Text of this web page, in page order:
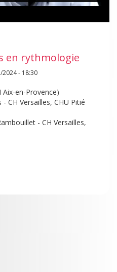
en rythmologie
2024 - 18:30
Aix-en-Provence)
CH Versailles, CHU Pitié
- CH Versailles,